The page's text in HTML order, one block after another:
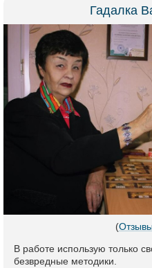
Гадалка
(
В работе использую только
безвредные методики.